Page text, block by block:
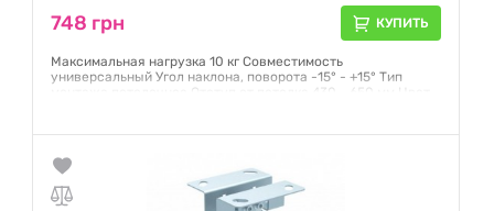
748 грн КУПИТЬ
Максимальная нагрузка 10 кг Совместимость
универсальный Угол наклона, поворота -15° - +15° Тип
монтажа потолочное Отступ от потолка 430 - 650 мм Цвет
Гарантия:12 месяцев